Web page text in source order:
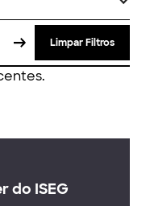
Limpar Filtros
do ISEG